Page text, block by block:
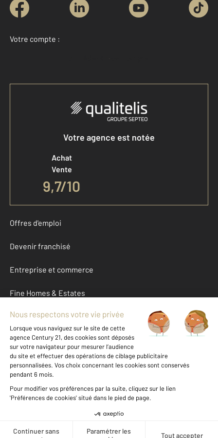
Votre compte :
Accéder à mon compte
Votre agence est notée
Achat
Vente
9,7/10
Offres d'emploi
Devenir franchisé
Entreprise et commerce
Fine Homes & Estates
À propos
International
Nous contacter
Données personnelles
Gestionnaire des cookies